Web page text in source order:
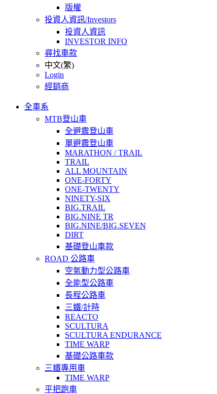
版權
投資人資訊/Investors
投資人資訊
INVESTOR INFO
尋找車款
中文(繁)
Login
經銷商
全車系
MTB登山車
全避震登山車
單避震登山車
MARATHON / TRAIL
TRAIL
ALL MOUNTAIN
ONE-FORTY
ONE-TWENTY
NINETY-SIX
BIG.TRAIL
BIG.NINE TR
BIG.NINE/BIG.SEVEN
DIRT
基礎登山車款
ROAD 公路車
空氣動力型公路車
全能型公路車
長程公路車
三鐵/計時
REACTO
SCULTURA
SCULTURA ENDURANCE
TIME WARP
基礎公路車款
三鐵專用車
TIME WARP
平把跑車